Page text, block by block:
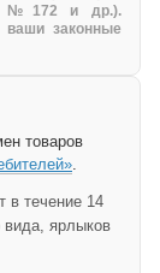
№172 и др.).
ваши законные
товаров
в течение 14
вида, ярлыков